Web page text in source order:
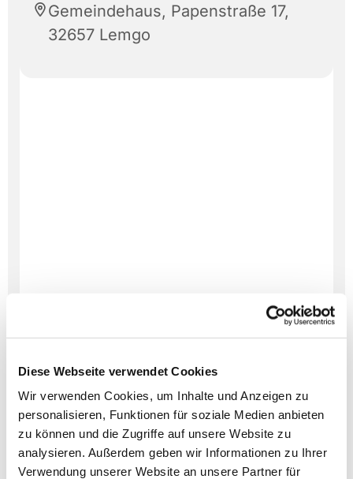
Diese Webseite verwendet Cookies
Wir verwenden Cookies, um Inhalte und Anzeigen zu
personalisieren, Funktionen für soziale Medien anbieten
zu können und die Zugriffe auf unsere Website zu
analysieren. Außerdem geben wir Informationen zu Ihrer
Verwendung unserer Website an unsere Partner für
Gemeindehaus, Papenstraße 17,
32657 Lemgo
Dies könnte Sie auch
interessieren